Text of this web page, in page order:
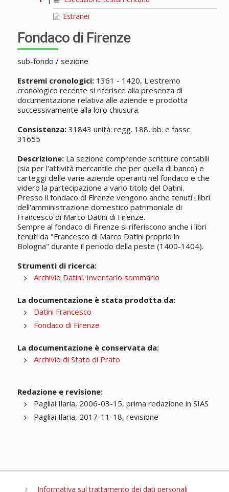
Estranei
Fondaco di Firenze
sub-fondo / sezione
Estremi cronologici:1361 - 1420, L'estremo
cronologico recente si riferisce alla presenza di
documentazione relativa alle aziende e prodotta
successivamente alla loro chiusura.
Consistenza:31843 unità: regg. 188, bb. e fassc.
31655
Descrizione:La sezione comprende scritture contabili
(sia per l'attività mercantile che per quella di banco) e
carteggi delle varie aziende operanti nel fondaco e che
videro la partecipazione a vario titolo del Datini.
Presso il fondaco di Firenze vengono anche tenuti i libri
dell'amministrazione domestico patrimoniale di
Francesco di Marco Datini di Firenze.
Sempre al fondaco di Firenze si riferiscono anche i libri
tenuti da "Francesco di Marco Datini proprio in
Bologna" durante il periodo della peste (1400-1404).
Strumenti di ricerca:
Archivio Datini. Inventario sommario
La documentazione è stata prodotta da:
Datini Francesco
Fondaco di Firenze
La documentazione è conservata da:
Archivio di Stato di Prato
Redazione e revisione:
Pagliai Ilaria, 2006-03-15, prima redazione in SIAS
Pagliai Ilaria, 2017-11-18, revisione
Informativa sul trattamento dei dati personali